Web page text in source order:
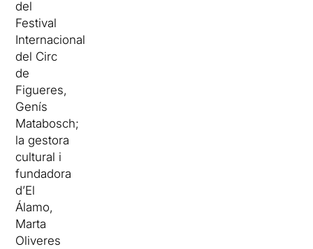
del
Festival
Internacional
del Circ
de
Figueres,
Genís
Matabosch;
la gestora
cultural i
fundadora
d’El
Álamo,
Marta
Oliveres